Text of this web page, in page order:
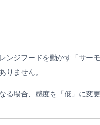
ンジフードを動かす「サー
りません。
る場合、感度を「低」に変更